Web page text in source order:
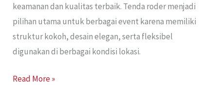
keamanan dan kualitas terbaik. Tenda roder menjadi
pilihan utama untuk berbagai event karena memiliki
struktur kokoh, desain elegan, serta fleksibel
digunakan di berbagai kondisi lokasi.
Read More »